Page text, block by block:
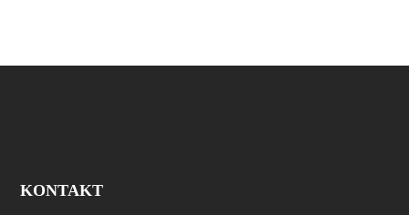
KONTAKT